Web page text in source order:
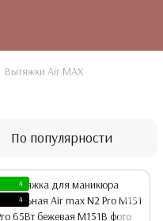
Вытяжки Air MAX
По популярности
4
4